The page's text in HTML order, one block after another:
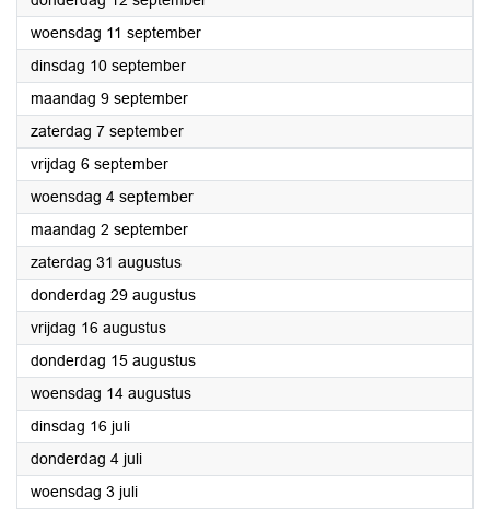
woensdag 11 september2024
dinsdag 10 september2024
maandag 9 september2024
zaterdag 7 september2024
vrijdag 6 september2024
woensdag 4 september2024
maandag 2 september2024
zaterdag 31 augustus2024
donderdag 29 augustus2024
vrijdag 16 augustus2024
donderdag 15 augustus2024
woensdag 14 augustus2024
dinsdag 16 juli2024
donderdag 4 juli2024
woensdag 3 juli2024